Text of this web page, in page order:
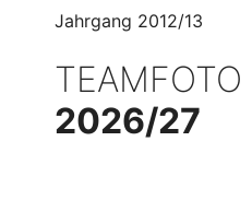
Jahrgang 2012/13
TEAMFOTO
2026/27